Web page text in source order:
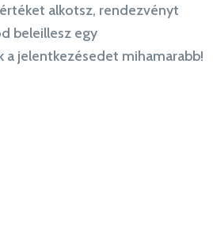
alkotsz, rendezvényt
beleillesz egy
a jelentkezésedet mihamarabb!